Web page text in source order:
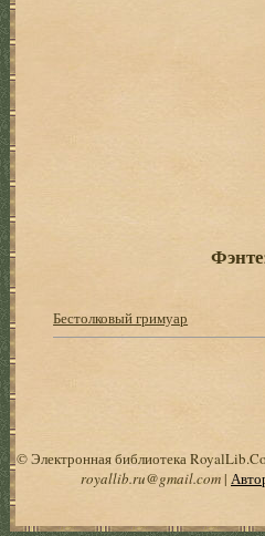
Бестолковый гримуар
© Электронная библиотека
royallib.ru@gmail.com|